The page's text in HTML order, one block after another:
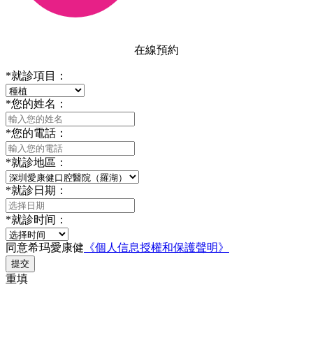
在線預約
*就診項目：
*您的姓名：
*您的電話：
*就診地區：
*就診日期：
*就診时间：
同意希玛愛康健 《個人信息授權和保護聲明》
提交
重填